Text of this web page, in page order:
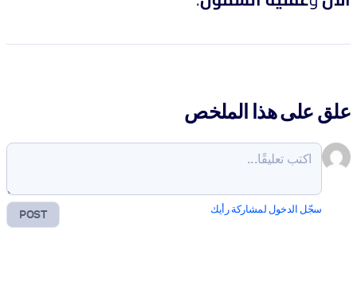
علق على هذا الملخص
POST سجّل الدخول لمشاركة رأيك